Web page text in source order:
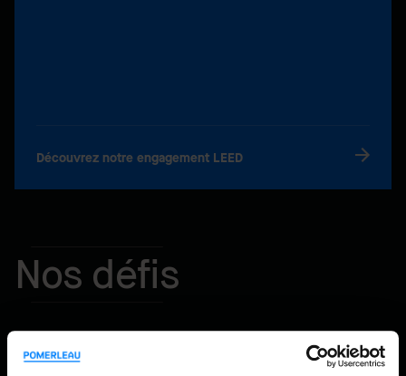
Découvrez notre engagement LEED
Nos défis